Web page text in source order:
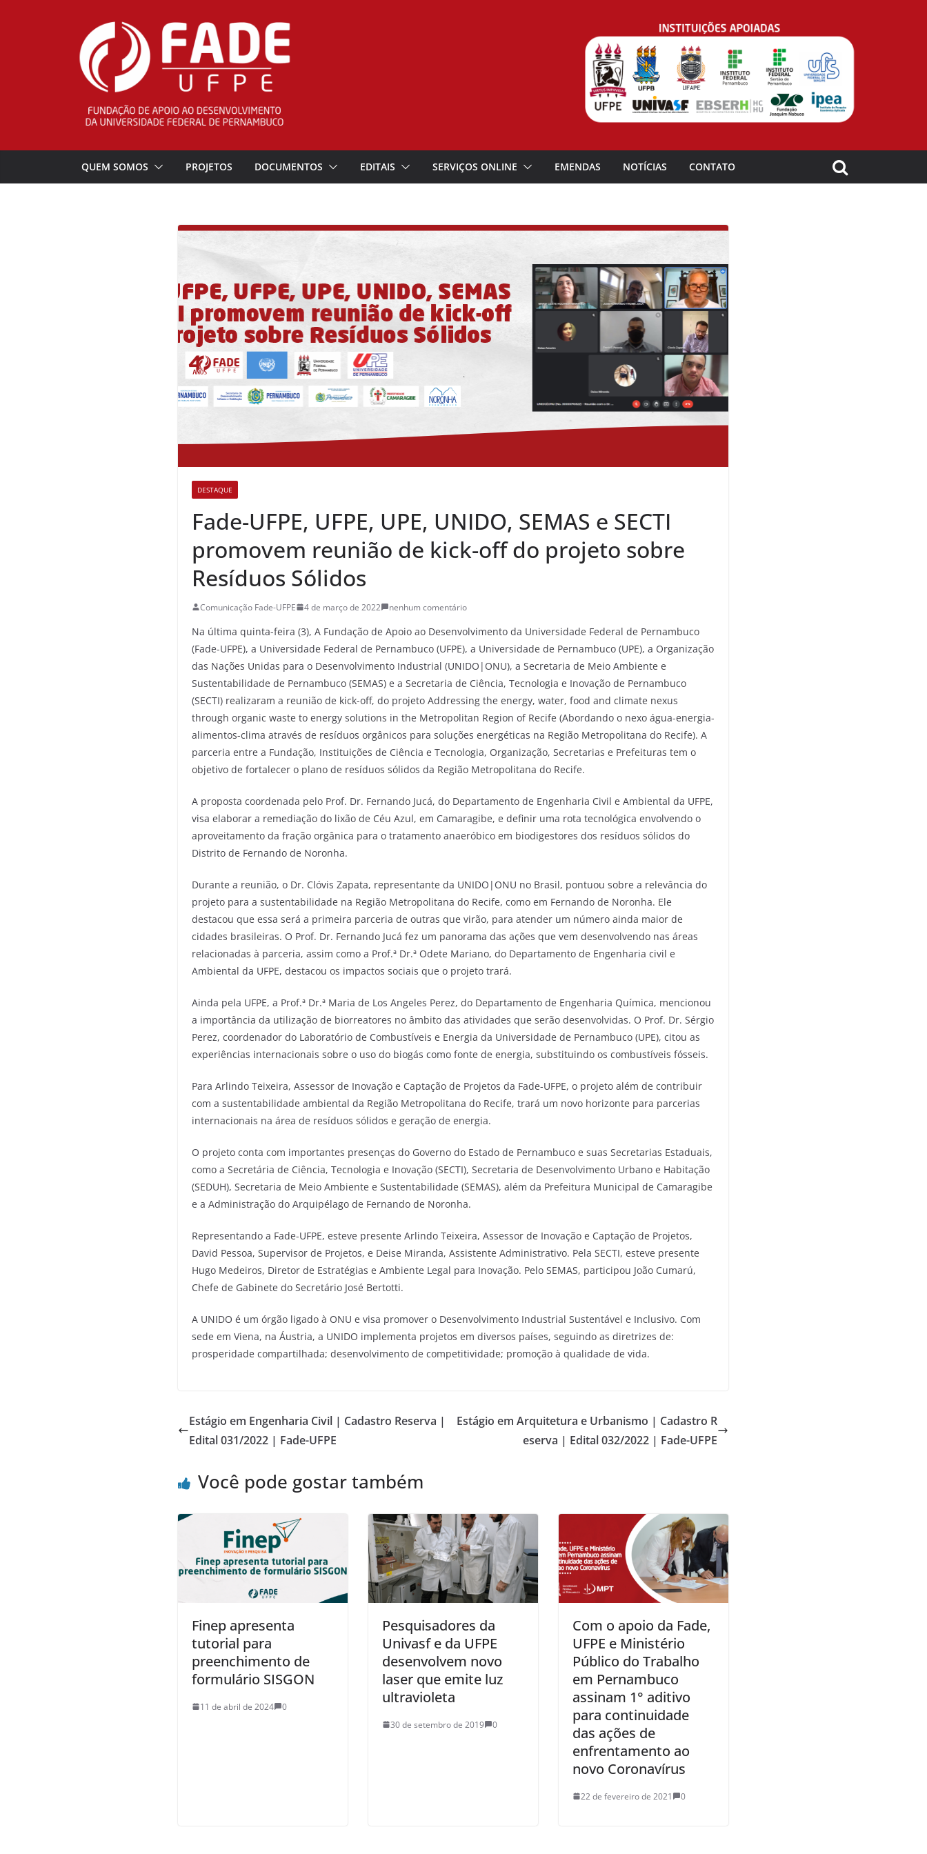
QUEM SOMOS PROJETOS DOCUMENTOS EDITAIS SERVIÇOS ONLINE EMENDAS NOTÍCIAS CONTATO
DESTAQUE
Fade-UFPE, UFPE, UPE, UNIDO, SEMAS e SECTI
promovem reunião de kick-off do projeto sobre
Resíduos Sólidos
Comunicação Fade-UFPE 4 de março de 2022 nenhum comentário
Na última quinta-feira (3), A Fundação de Apoio ao Desenvolvimento da Universidade Federal de Pernambuco
(Fade-UFPE), a Universidade Federal de Pernambuco (UFPE), a Universidade de Pernambuco (UPE), a Organização
das Nações Unidas para o Desenvolvimento Industrial (UNIDO|ONU), a Secretaria de Meio Ambiente e
Sustentabilidade de Pernambuco (SEMAS) e a Secretaria de Ciência, Tecnologia e Inovação de Pernambuco
(SECTI) realizaram a reunião de kick-off, do projeto Addressing the energy, water, food and climate nexus
through organic waste to energy solutions in the Metropolitan Region of Recife (Abordando o nexo água-energia-
alimentos-clima através de resíduos orgânicos para soluções energéticas na Região Metropolitana do Recife). A
parceria entre a Fundação, Instituições de Ciência e Tecnologia, Organização, Secretarias e Prefeituras tem o
objetivo de fortalecer o plano de resíduos sólidos da Região Metropolitana do Recife.
A proposta coordenada pelo Prof. Dr. Fernando Jucá, do Departamento de Engenharia Civil e Ambiental da UFPE,
visa elaborar a remediação do lixão de Céu Azul, em Camaragibe, e definir uma rota tecnológica envolvendo o
aproveitamento da fração orgânica para o tratamento anaeróbico em biodigestores dos resíduos sólidos do
Distrito de Fernando de Noronha.
Durante a reunião, o Dr. Clóvis Zapata, representante da UNIDO|ONU no Brasil, pontuou sobre a relevância do
projeto para a sustentabilidade na Região Metropolitana do Recife, como em Fernando de Noronha. Ele
destacou que essa será a primeira parceria de outras que virão, para atender um número ainda maior de
cidades brasileiras. O Prof. Dr. Fernando Jucá fez um panorama das ações que vem desenvolvendo nas áreas
relacionadas à parceria, assim como a Prof.ª Dr.ª Odete Mariano, do Departamento de Engenharia civil e
Ambiental da UFPE, destacou os impactos sociais que o projeto trará.
Ainda pela UFPE, a Prof.ª Dr.ª Maria de Los Angeles Perez, do Departamento de Engenharia Química, mencionou
a importância da utilização de biorreatores no âmbito das atividades que serão desenvolvidas. O Prof. Dr. Sérgio
Perez, coordenador do Laboratório de Combustíveis e Energia da Universidade de Pernambuco (UPE), citou as
experiências internacionais sobre o uso do biogás como fonte de energia, substituindo os combustíveis fósseis.
Para Arlindo Teixeira, Assessor de Inovação e Captação de Projetos da Fade-UFPE, o projeto além de contribuir
com a sustentabilidade ambiental da Região Metropolitana do Recife, trará um novo horizonte para parcerias
internacionais na área de resíduos sólidos e geração de energia.
O projeto conta com importantes presenças do Governo do Estado de Pernambuco e suas Secretarias Estaduais,
como a Secretária de Ciência, Tecnologia e Inovação (SECTI), Secretaria de Desenvolvimento Urbano e Habitação
(SEDUH), Secretaria de Meio Ambiente e Sustentabilidade (SEMAS), além da Prefeitura Municipal de Camaragibe
e a Administração do Arquipélago de Fernando de Noronha.
Representando a Fade-UFPE, esteve presente Arlindo Teixeira, Assessor de Inovação e Captação de Projetos,
David Pessoa, Supervisor de Projetos, e Deise Miranda, Assistente Administrativo. Pela SECTI, esteve presente
Hugo Medeiros, Diretor de Estratégias e Ambiente Legal para Inovação. Pelo SEMAS, participou João Cumarú,
Chefe de Gabinete do Secretário José Bertotti.
A UNIDO é um órgão ligado à ONU e visa promover o Desenvolvimento Industrial Sustentável e Inclusivo. Com
sede em Viena, na Áustria, a UNIDO implementa projetos em diversos países, seguindo as diretrizes de:
prosperidade compartilhada; desenvolvimento de competitividade; promoção à qualidade de vida.
Estágio em Engenharia Civil | Cadastro Reserva |
Edital 031/2022 | Fade-UFPE
Estágio em Arquitetura e Urbanismo | Cadastro R
eserva | Edital 032/2022 | Fade-UFPE
Você pode gostar também
Finep apresenta
tutorial para
preenchimento de
formulário SISGON
11 de abril de 2024 0
Pesquisadores da
Univasf e da UFPE
desenvolvem novo
laser que emite luz
ultravioleta
30 de setembro de 2019 0
Com o apoio da Fade,
UFPE e Ministério
Público do Trabalho
em Pernambuco
assinam 1° aditivo
para continuidade
das ações de
enfrentamento ao
novo Coronavírus
22 de fevereiro de 2021 0